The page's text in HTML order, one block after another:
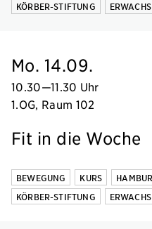
KÖRBER-STIFTUNG
Mo. 14.09.
10.30—11.30 Uhr
1.OG, Raum 102
Fit in die Woche
BEWEGUNG KURS
KÖRBER-STIFTUNG